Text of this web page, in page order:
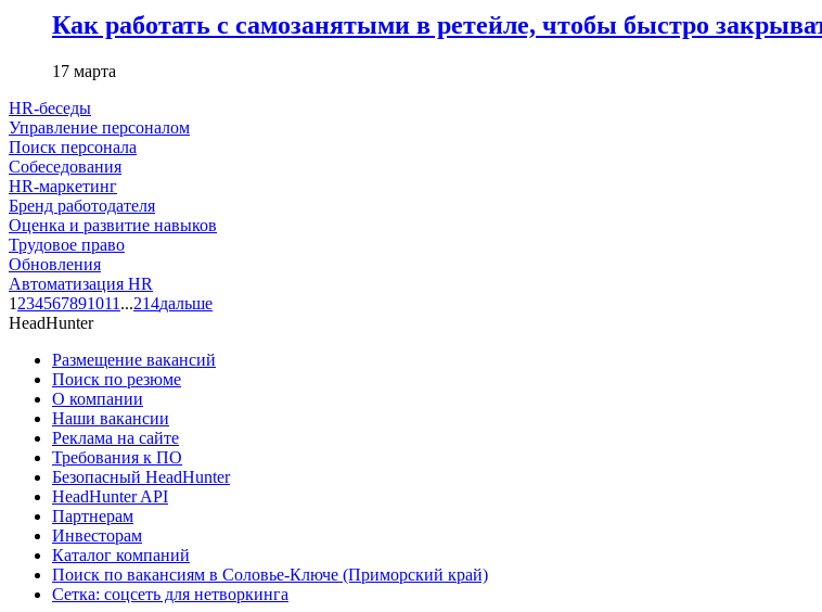
Как работать с самозанятыми в ретейле, чтобы быстро
17 марта
HR-беседы
Управление персоналом
Поиск персонала
Собеседования
HR-маркетинг
Бренд работодателя
Оценка и развитие навыков
Трудовое право
Обновления
Автоматизация HR
1 234567891011 ...214дальше
HeadHunter
Размещение вакансий
Поиск по резюме
О компании
Наши вакансии
Реклама на сайте
Требования к ПО
Безопасный HeadHunter
HeadHunter API
Партнерам
Инвесторам
Каталог компаний
Поиск по вакансиям в Соловье-Ключе (Приморский край)
Сетка: соцсеть для нетворкинга